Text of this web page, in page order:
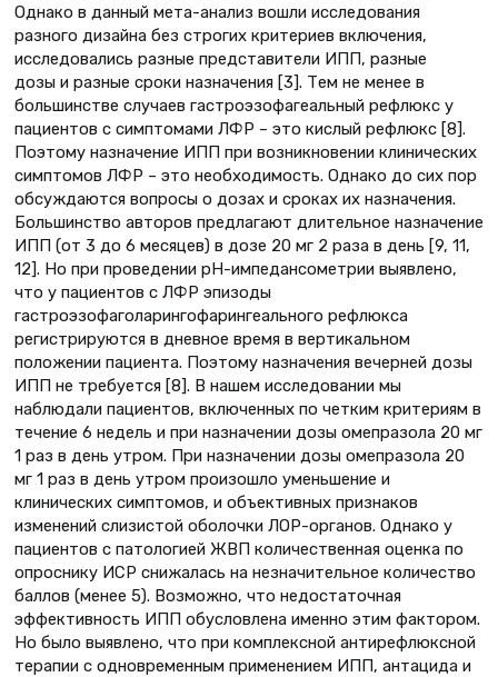
Однако в данный мета-анализ вошли исследования
разного дизайна без строгих критериев включения,
исследовались разные представители ИПП, разные
дозы и разные сроки назначения [3]. Тем не менее в
большинстве случаев гастроэзофагеальный рефлюкс у
пациентов с симптомами ЛФР – это кислый рефлюкс [8].
Поэтому назначение ИПП при возникновении клинических
симптомов ЛФР – это необходимость. Однако до сих пор
обсуждаются вопросы о дозах и сроках их назначения.
Большинство авторов предлагают длительное назначение
ИПП (от 3 до 6 месяцев) в дозе 20 мг 2 раза в день [9, 11,
12]. Но при проведении рН-импедансометрии выявлено,
что у пациентов с ЛФР эпизоды
гастроэзофаголарингофарингеального рефлюкса
регистрируются в дневное время в вертикальном
положении пациента. Поэтому назначения вечерней дозы
ИПП не требуется [8]. В нашем исследовании мы
наблюдали пациентов, включенных по четким критериям в
течение 6 недель и при назначении дозы омепразола 20 мг
1 раз в день утром. При назначении дозы омепразола 20
мг 1 раз в день утром произошло уменьшение и
клинических симптомов, и объективных признаков
изменений слизистой оболочки ЛОР-органов. Однако у
пациентов с патологией ЖВП количественная оценка по
опроснику ИСР снижалась на незначительное количество
баллов (менее 5). Возможно, что недостаточная
эффективность ИПП обусловлена именно этим фактором.
Но было выявлено, что при комплексной антирефлюксной
терапии с одновременным применением ИПП, антацида и